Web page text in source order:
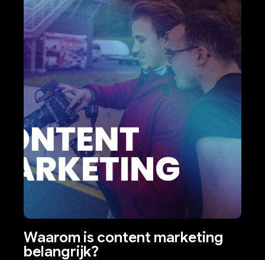
Waarom is content marketing
belangrijk?